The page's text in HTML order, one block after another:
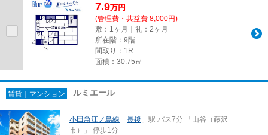
7.9万円
(管理費・共益費 8,000円)
敷：1ヶ月｜礼：2ヶ月
所在階：9階
間取り：1R
面積：30.75㎡
賃貸｜マンション ルミエール
小田急江ノ島線 「 長後 」駅 バス7分 「山谷（藤沢
市）」 停歩1分